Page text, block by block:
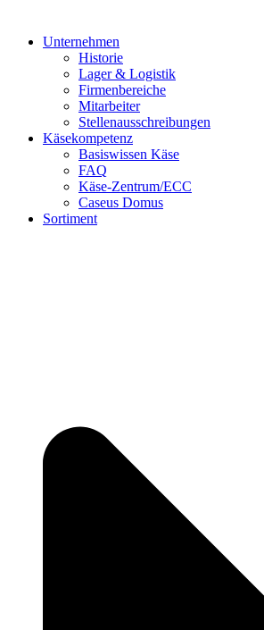
Unternehmen
Historie
Lager & Logistik
Firmenbereiche
Mitarbeiter
Stellenausschreibungen
Käsekompetenz
Basiswissen Käse
FAQ
Käse-Zentrum/ECC
Caseus Domus
Sortiment